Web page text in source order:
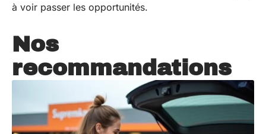
à voir passer les opportunités.
Nos
recommandations